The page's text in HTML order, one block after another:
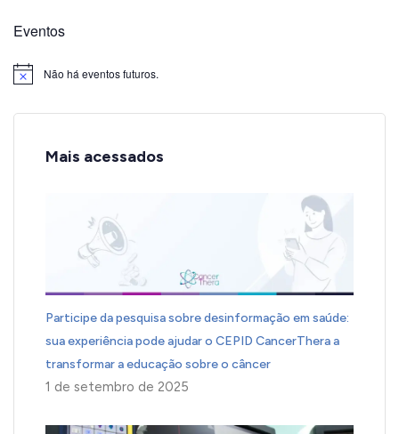
Eventos
Notice Não há eventos futuros.
Mais acessados
Participe da pesquisa sobre desinformação em saúde:
sua experiência pode ajudar o CEPID CancerThera a
transformar a educação sobre o câncer
1 de setembro de 2025